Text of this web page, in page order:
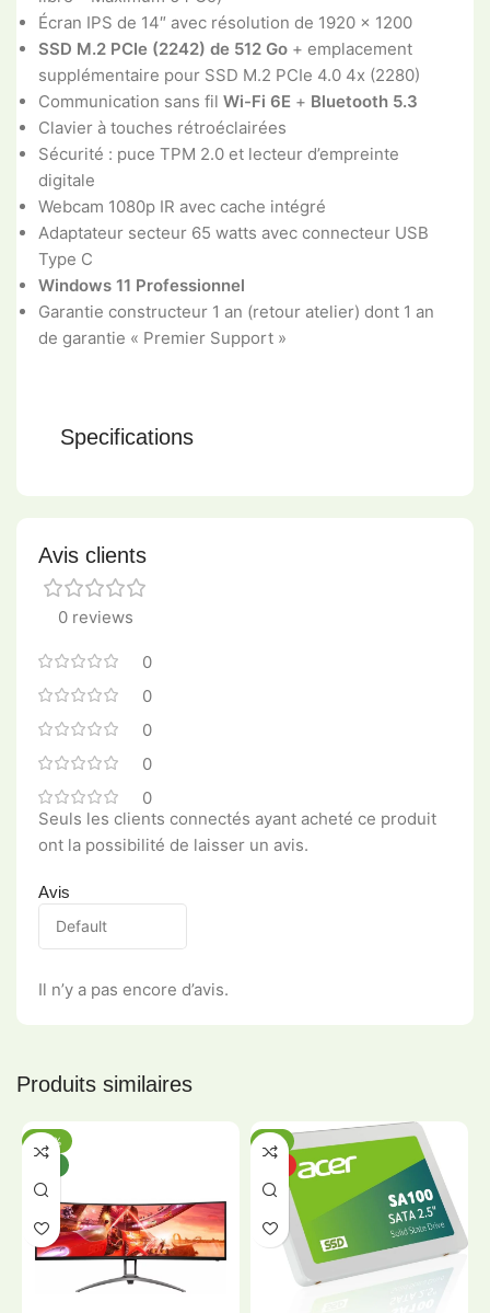
Écran IPS de 14″ avec résolution de 1920 x 1200
SSD M.2 PCIe (2242) de 512 Go + emplacement
supplémentaire pour SSD M.2 PCIe 4.0 4x (2280)
Communication sans fil Wi-Fi 6E + Bluetooth 5.3
Clavier à touches rétroéclairées
Sécurité : puce TPM 2.0 et lecteur d’empreinte
digitale
Webcam 1080p IR avec cache intégré
Adaptateur secteur 65 watts avec connecteur USB
Type C
Windows 11 Professionnel
Garantie constructeur 1 an (retour atelier) dont 1 an
de garantie « Premier Support »
Specifications
Avis clients
0 reviews
0
0
0
0
0
Avis
Il n’y a pas encore d’avis.
Seuls les clients connectés ayant acheté ce produit
ont la possibilité de laisser un avis.
Produits similaires
-20%
-5%